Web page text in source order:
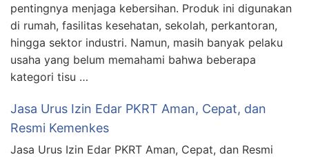
pentingnya menjaga kebersihan. Produk ini digunakan
di rumah, fasilitas kesehatan, sekolah, perkantoran,
hingga sektor industri. Namun, masih banyak pelaku
usaha yang belum memahami bahwa beberapa
kategori tisu …
Jasa Urus Izin Edar PKRT Aman, Cepat, dan
Resmi Kemenkes
Jasa Urus Izin Edar PKRT Aman, Cepat, dan Resmi